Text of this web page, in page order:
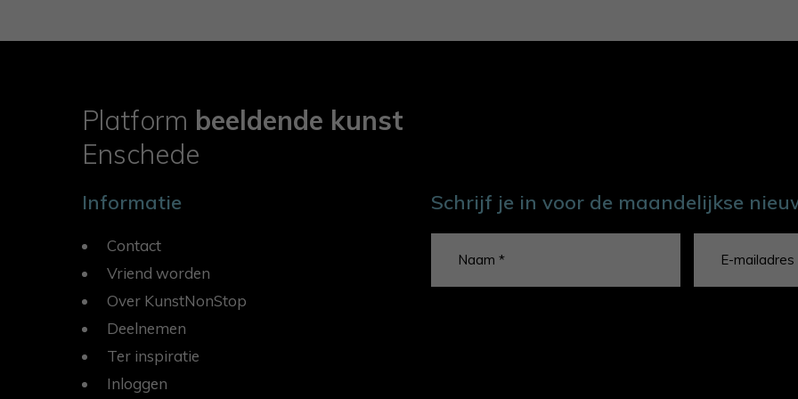
Platform beeldende kunst
Enschede
Informatie
Contact
Vriend worden
Over KunstNonStop
Deelnemen
Ter inspiratie
Inloggen
Schrijf je in voor de maandelijkse